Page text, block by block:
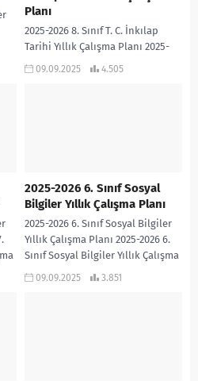
Planı
2025-2026 8. Sınıf T. C. İnkılap
Tarihi Yıllık Çalışma Planı 2025-
2026 8. Sınıf T.C. İnkılap Tarihi
09.09.2025 4.505
2025-2026 6. Sınıf Sosyal
Bilgiler Yıllık Çalışma Planı
2025-2026 6. Sınıf Sosyal Bilgiler
Yıllık Çalışma Planı 2025-2026 6.
Sınıf Sosyal Bilgiler Yıllık Çalışma
Planı PDF
09.09.2025 3.851